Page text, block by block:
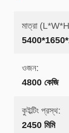
মাত্রা
ওজন:
4800 কেজি
কুইল্টিং প্রস্থ:
2450 মিমি